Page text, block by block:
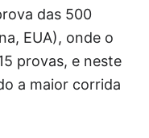
das 500
EUA), onde o
provas, e neste
a maior corrida